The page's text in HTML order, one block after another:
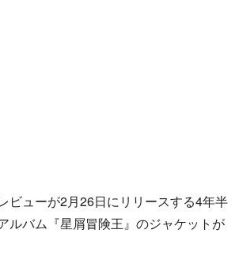
ューが2月26日にリリースする4年半
ルバム『星屑冒険王』のジャケットが